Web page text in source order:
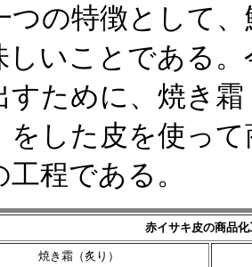
つの特徴として
しいことである
すために、焼き
をした皮を使っ
程である。
赤イサキ皮の商品
焼き霜（炙り）